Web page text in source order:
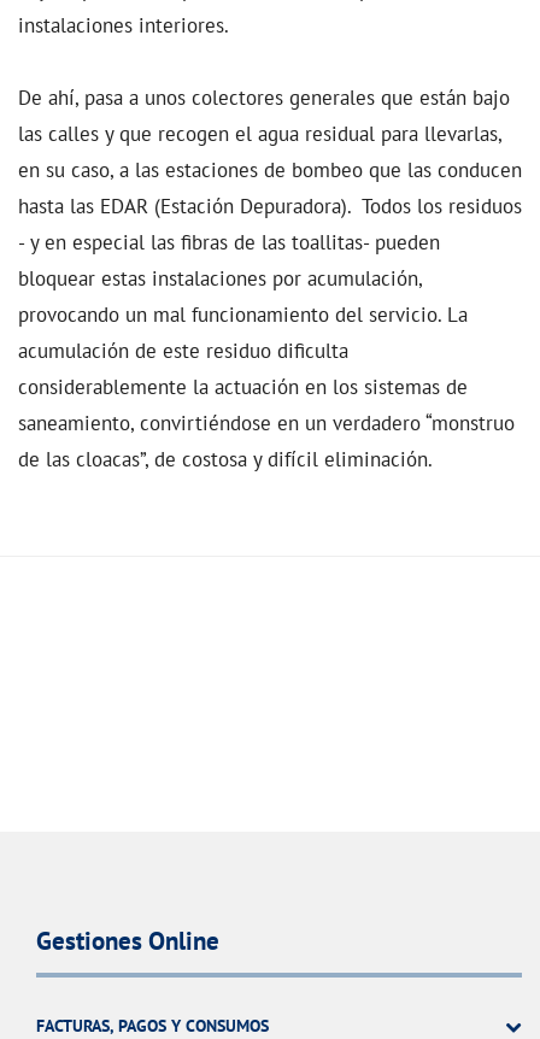
instalaciones interiores.
De ahí, pasa a unos colectores generales que están bajo
las calles y que recogen el agua residual para llevarlas,
en su caso, a las estaciones de bombeo que las conducen
hasta las EDAR (Estación Depuradora). Todos los residuos
- y en especial las fibras de las toallitas- pueden
bloquear estas instalaciones por acumulación,
provocando un mal funcionamiento del servicio. La
acumulación de este residuo dificulta
considerablemente la actuación en los sistemas de
saneamiento, convirtiéndose en un verdadero “monstruo
de las cloacas”, de costosa y difícil eliminación.
Gestiones Online
FACTURAS, PAGOS Y CONSUMOS